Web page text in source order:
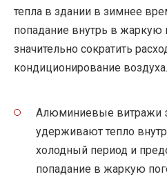
тепла в здании в зимнее
попадание внутрь в жаркую
значительно сократить
кондиционирование воздуха.
Алюминиевые витражи
удерживают тепло
холодный период и
попадание в жаркую